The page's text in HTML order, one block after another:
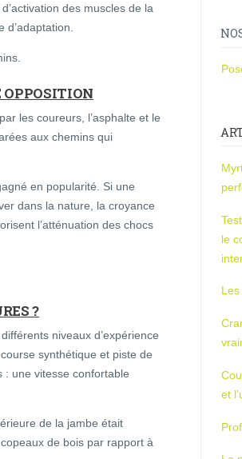
des muscles de la
OPPOSITION
les coureurs, l’asphalte et le
aux chemins qui
en popularité. Si une
dans la nature, la croyance
l’atténuation des chocs
?
niveaux d’expérience
synthétique et piste de
: une vitesse confortable
de la jambe était
de bois par rapport à
le
et